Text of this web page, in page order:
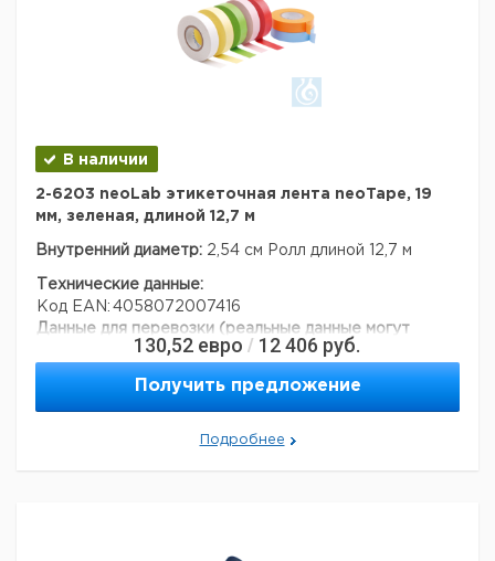
В наличии
2-6203 neoLab этикеточная лента neoTape, 19
мм, зеленая, длиной 12,7 м
Внутренний диаметр: 2,54 см Ролл длиной 12,7 м
Технические данные:
Код EAN: 4058072007416
Данные для перевозки (реальные данные могут
130,52 евро / 12 406 руб.
Получить предложение
Подробнее